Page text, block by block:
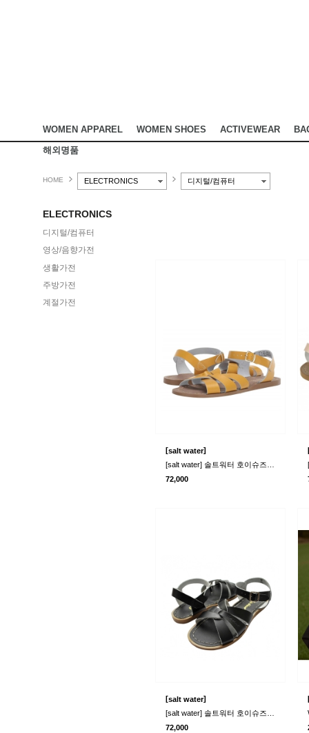
WOMEN APPAREL WOMEN SHOES ACTIVEWEAR
해외명품
HOME ELECTRONICS 디지털/컴퓨터
ELECTRONICS
디지털/컴퓨터
영상/음향가전
생활가전
주방가전
계절가전
[salt water]
72,000
[salt water]
72,000